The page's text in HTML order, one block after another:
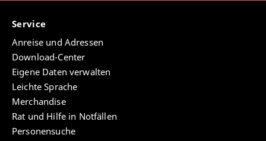
Service
Anreise und Adressen
Download-Center
Eigene Daten verwalten
Leichte Sprache
Merchandise
Rat und Hilfe in Notfällen
Personensuche